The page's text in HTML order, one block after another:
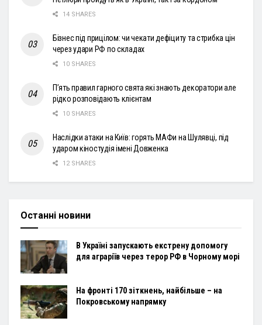
14 SHARES
Бізнес під прицілом: чи чекати дефіциту та стрибка цін
через удари РФ по складах
10 SHARES
П’ять правил гарного свята які знають декоратори але
рідко розповідають клієнтам
10 SHARES
Наслідки атаки на Київ: горять МАФи на Шулявці, під
ударом кіностудія імені Довженка
12 SHARES
Останні новини
В Україні запускають екстрену допомогу
для аграріїв через терор РФ в Чорному морі
На фронті 170 зіткнень, найбільше – на
Покровському напрямку